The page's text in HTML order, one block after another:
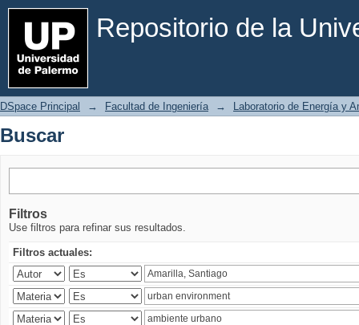
Repositorio de la
Buscar
DSpace Principal → Facultad de Ingeniería → Laboratorio de Energía y
Buscar
Filtros
Use filtros para refinar sus resultados.
Filtros actuales: